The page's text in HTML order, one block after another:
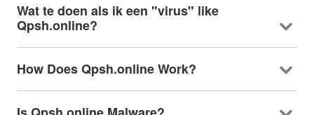
Wat te doen als ik een "virus" like
Qpsh.online?
How Does Qpsh.online Work?